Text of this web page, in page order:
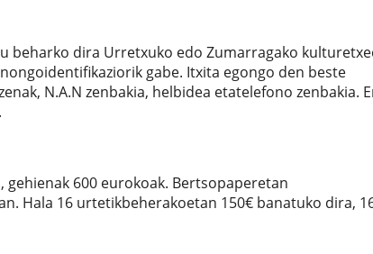
beharko dira Urretxuko edo Zumarragako
gabe. Itxita egongo den beste
N.A.N zenbakia, helbidea etatelefono zenbakia.
600 eurokoak. Bertsopaperetan
Hala 16 urtetikbeherakoetan 150€ banatuko dira,